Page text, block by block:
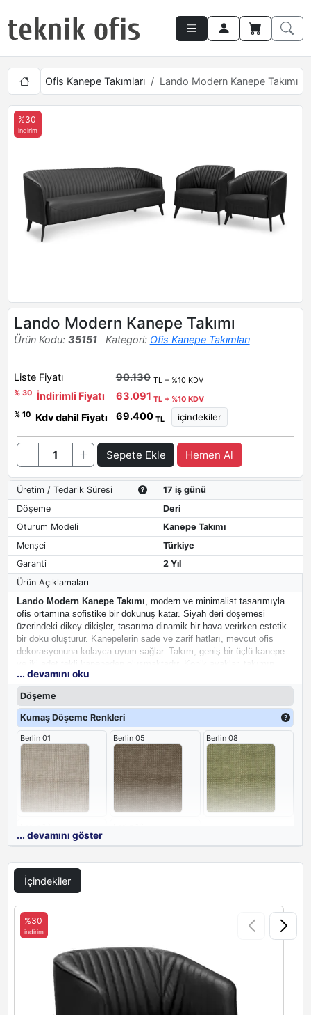
Ofis Kanepe Takımları Lando Modern Kanepe Takımı
%30
indirim
Lando Modern Kanepe Takımı
Ürün Kodu: 35151 Kategori: Ofis Kanepe Takımları
Liste Fiyatı 90.130 TL + %10 KDV
% 30
İndirimli Fiyatı 63.091 TL + %10 KDV
% 10
Kdv dahil Fiyatı 69.400 TL
Sepete Ekle Hemen Al
Üretim / Tedarik Süresi
17 iş günü
Döşeme
Deri
Oturum Modeli
Kanepe Takımı
Menşei
Türkiye
Garanti
2 Yıl
Ürün Açıklamaları
Lando Modern Kanepe Takımı , modern ve minimalist tasarımıyla
ofis ortamına sofistike bir dokunuş katar. Siyah deri döşemesi
üzerindeki dikey dikişler, tasarıma dinamik bir hava verirken estetik
bir doku oluşturur. Kanepelerin sade ve zarif hatları, mevcut ofis
dekorasyonuna kolayca uyum sağlar. Takım, geniş bir üçlü kanepe
genel tasarımını tamamlayarak ona sıcak ve doğal bir dokunuş
katar. Buofis takımı, ofisinizde profesyonel ve davetkar bir
atmosfer yaratmak için idealdir.
... devamını oku
Döşeme
Kumaş Döşeme Renkleri
Berlin 01 Berlin 05 Berlin 08
Deri Döşeme Renkleri
Martin 03
... devamını göster
İçindekiler
%30
indirim